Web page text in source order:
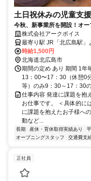
土日祝休みの児童支
今秋、新事業所を開設！オ
み◎株式会社アークボイス
最寄り駅 JR「北広島駅」
時給1,500円
北海道北広島市
期間の定め あり 期間 1年
13：00〜17：30（休憩0
等）のみ9：30～17：30
仕事内容 発達に課題を抱
お仕事です。 ＜具体的に
に課題を抱えたお子様へ
動など...
長期 産休・育休取得実績あり
オープニングスタッフ
交通費支
正社員